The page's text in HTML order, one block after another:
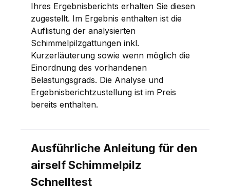
Ihres Ergebnisberichts erhalten Sie diesen
zugestellt. Im Ergebnis enthalten ist die
Auflistung der analysierten
Schimmelpilzgattungen inkl.
Kurzerläuterung sowie wenn möglich die
Einordnung des vorhandenen
Belastungsgrads. Die Analyse und
Ergebnisberichtzustellung ist im Preis
bereits enthalten.
Ausführliche Anleitung für den
airself Schimmelpilz
Schnelltest